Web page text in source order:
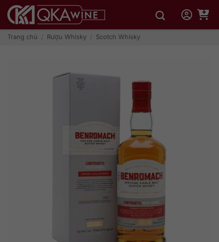
qua
dungTrang chủ / Rượu Whisky / Scotch Whisky